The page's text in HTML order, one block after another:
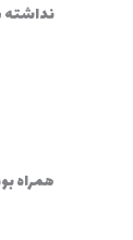
نداشته
همراه